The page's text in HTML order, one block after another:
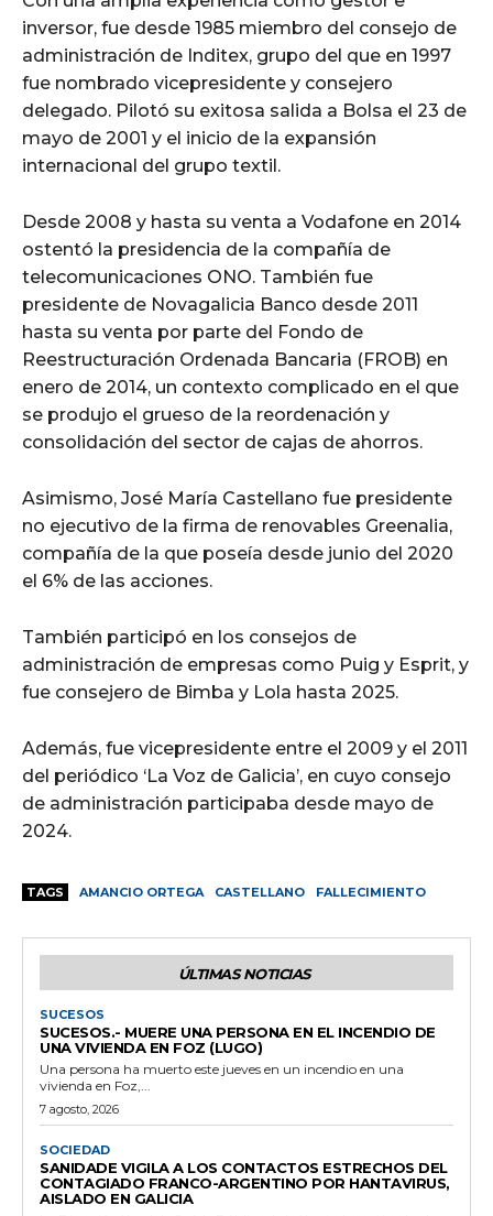
inversor, fue desde 1985 miembro del consejo de
administración de Inditex, grupo del que en 1997
fue nombrado vicepresidente y consejero
delegado. Pilotó su exitosa salida a Bolsa el 23 de
mayo de 2001 y el inicio de la expansión
internacional del grupo textil.
Desde 2008 y hasta su venta a Vodafone en 2014
ostentó la presidencia de la compañía de
telecomunicaciones ONO. También fue
presidente de Novagalicia Banco desde 2011
hasta su venta por parte del Fondo de
Reestructuración Ordenada Bancaria (FROB) en
enero de 2014, un contexto complicado en el que
se produjo el grueso de la reordenación y
consolidación del sector de cajas de ahorros.
Asimismo, José María Castellano fue presidente
no ejecutivo de la firma de renovables Greenalia,
compañía de la que poseía desde junio del 2020
el 6% de las acciones.
También participó en los consejos de
administración de empresas como Puig y Esprit, y
fue consejero de Bimba y Lola hasta 2025.
Además, fue vicepresidente entre el 2009 y el 2011
del periódico ‘La Voz de Galicia’, en cuyo consejo
de administración participaba desde mayo de
2024.
TAGS AMANCIO ORTEGA CASTELLANO FALLECIMIENTO
ÚLTIMAS NOTICIAS
SUCESOS
SUCESOS.- MUERE UNA PERSONA EN EL INCENDIO DE
UNA VIVIENDA EN FOZ (LUGO)
Una persona ha muerto este jueves en un incendio en una
vivienda en Foz,...
7 agosto, 2026
SOCIEDAD
SANIDADE VIGILA A LOS CONTACTOS ESTRECHOS DEL
CONTAGIADO FRANCO-ARGENTINO POR HANTAVIRUS,
AISLADO EN GALICIA